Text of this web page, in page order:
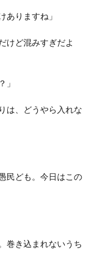
ありますね」
けど混みすぎだよ
」
は、どうやら入れな
民ども。今日はこの
巻き込まれないうち